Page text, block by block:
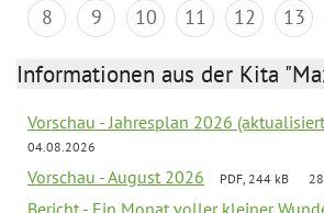
8
9 10 11 12 13
Informationen aus der Kita
Vorschau - Jahresplan 2026
04.08.2026
Vorschau - August 2026 PDF, 244 kB
Bericht - Ein Monat voller kleiner